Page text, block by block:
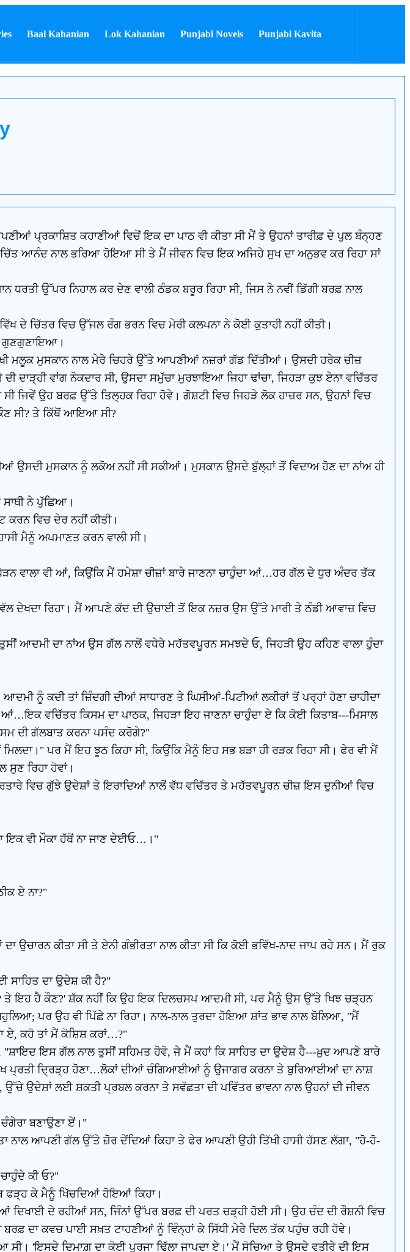
Baal Kahanian Lok Kahanian Punjabi Novels Punjabi Kavita
ਪ੍ਰਕਾਸ਼ਿਤ ਕਹਾਣੀਆਂ ਵਿਚੋਂ ਇਕ ਦਾ ਪਾਠ ਵੀ ਕੀਤਾ ਸੀ ਮੈਂ ਤੇ ਉਹਨਾਂ ਤਾਰੀਫ਼ ਦੇ ਪੁਲ ਬੰਨ੍ਹਣ
ਆਨੰਦ ਨਾਲ ਭਰਿਆ ਹੋਇਆ ਸੀ ਤੇ ਮੈਂ ਜੀਵਨ ਵਿਚ ਇਕ ਅਜਿਹੇ ਸੁਖ ਦਾ ਅਨੁਭਵ ਕਰ ਰਿਹਾ ਸਾਂ
ਉੱਪਰ ਨਿਹਾਲ ਕਰ ਦੇਣ ਵਾਲੀ ਠੰਡਕ ਬਰੂਰ ਰਿਹਾ ਸੀ, ਜਿਸ ਨੇ ਨਵੀਂ ਡਿੱਗੀ ਬਰਫ਼ ਨਾਲ
ਚਿੱਤਰ ਵਿਚ ਉੱਜਲ ਰੰਗ ਭਰਨ ਵਿਚ ਮੇਰੀ ਕਲਪਨਾ ਨੇ ਕੋਈ ਕੁਤਾਹੀ ਨਹੀਂ ਕੀਤੀ।
ਗੁਣਗੁਣਾਇਆ।
ਮਲੂਕ ਮੁਸਕਾਨ ਨਾਲ ਮੇਰੇ ਚਿਹਰੇ ਉੱਤੇ ਆਪਣੀਆਂ ਨਜ਼ਰਾਂ ਗੱਡ ਦਿੱਤੀਆਂ। ਉਸਦੀ ਹਰੇਕ ਚੀਜ਼
ਦਾੜ੍ਹੀ ਵਾਂਗ ਨੋਕਦਾਰ ਸੀ, ਉਸਦਾ ਸਮੁੱਚਾ ਮੁਰਝਾਇਆ ਜਿਹਾ ਢਾਂਚਾ, ਜਿਹੜਾ ਕੁਝ ਏਨਾ ਵਚਿੱਤਰ
ਸੀ ਜਿਵੇਂ ਉਹ ਬਰਫ਼ ਉੱਤੇ ਤਿਲ੍ਹਕ ਰਿਹਾ ਹੋਵੇ। ਗੋਸ਼ਟੀ ਵਿਚ ਜਿਹੜੇ ਲੋਕ ਹਾਜ਼ਰ ਸਨ, ਉਹਨਾਂ ਵਿਚ
ਸੀ? ਤੇ ਕਿੱਥੋਂ ਆਇਆ ਸੀ?
ਮੁਸਕਾਨ ਨੂੰ ਲਕੋਅ ਨਹੀਂ ਸੀ ਸਕੀਆਂ। ਮੁਸਕਾਨ ਉਸਦੇ ਬੁੱਲ੍ਹਾਂ ਤੋਂ ਵਿਦਾਅ ਹੋਣ ਦਾ ਨਾਂਅ ਹੀ
ਨੇ ਪੁੱਛਿਆ।
ਵਿਚ ਦੇਰ ਨਹੀਂ ਕੀਤੀ।
ਮੈਨੂੰ ਅਪਮਾਣਤ ਕਰਨ ਵਾਲੀ ਸੀ।
ਵਾਲਾ ਵੀ ਆਂ, ਕਿਉਂਕਿ ਮੈਂ ਹਮੇਸ਼ਾ ਚੀਜ਼ਾਂ ਬਾਰੇ ਜਾਣਨਾ ਚਾਹੁੰਦਾ ਆਂ…ਹਰ ਗੱਲ ਦੇ ਧੁਰ ਅੰਦਰ ਤੱਕ
ਦੇਖਦਾ ਰਿਹਾ। ਮੈਂ ਆਪਣੇ ਕੱਦ ਦੀ ਉਚਾਈ ਤੋਂ ਇਕ ਨਜ਼ਰ ਉਸ ਉੱਤੇ ਮਾਰੀ ਤੇ ਠੰਡੀ ਆਵਾਜ਼ ਵਿਚ
ਤੁਸੀਂ ਆਦਮੀ ਦਾ ਨਾਂਅ ਉਸ ਗੱਲ ਨਾਲੋਂ ਵਧੇਰੇ ਮਹੱਤਵਪੂਰਨ ਸਮਝਦੇ ਓ, ਜਿਹੜੀ ਉਹ ਕਹਿਣ ਵਾਲਾ ਹੁੰਦਾ
ਨੂੰ ਕਦੀ ਤਾਂ ਜ਼ਿੰਦਗੀ ਦੀਆਂ ਸਾਧਾਰਣ ਤੇ ਘਿਸੀਆਂ-ਪਿਟੀਆਂ ਲਕੀਰਾਂ ਤੋਂ ਪਰ੍ਹਾਂ ਹੋਣਾ ਚਾਹੀਦਾ
ਵਚਿੱਤਰ ਕਿਸਮ ਦਾ ਪਾਠਕ, ਜਿਹੜਾ ਇਹ ਜਾਣਨਾ ਚਾਹੁੰਦਾ ਏ ਕਿ ਕੋਈ ਕਿਤਾਬ---ਮਿਸਾਲ
ਦੀ ਗੱਲਬਾਤ ਕਰਨਾ ਪਸੰਦ ਕਰੋਗੇ?"
ਪਰ ਮੈਂ ਇਹ ਝੂਠ ਕਿਹਾ ਸੀ, ਕਿਉਂਕਿ ਮੈਨੂੰ ਇਹ ਸਭ ਬੜਾ ਹੀ ਰੜਕ ਰਿਹਾ ਸੀ। ਫੇਰ ਵੀ ਮੈਂ
ਸੁਣ ਰਿਹਾ ਹੋਵਾਂ।
ਵਿਚ ਗੁੱਝੇ ਉਦੇਸ਼ਾਂ ਤੇ ਇਰਾਦਿਆਂ ਨਾਲੋਂ ਵੱਧ ਵਚਿੱਤਰ ਤੇ ਮਹੱਤਵਪੂਰਨ ਚੀਜ਼ ਇਸ ਦੁਨੀਆਂ ਵਿਚ
ਇਕ ਵੀ ਮੌਕਾ ਹੱਥੋਂ ਨਾ ਜਾਣ ਦੇਈਓ…।"
ਏ ਨਾ?"
ਕੀਤਾ ਸੀ ਤੇ ਏਨੀ ਗੰਭੀਰਤਾ ਨਾਲ ਕੀਤਾ ਸੀ ਕਿ ਕੋਈ ਭਵਿੱਖ-ਨਾਦ ਜਾਪ ਰਹੇ ਸਨ। ਮੈਂ ਰੁਕ
ਦਾ ਉਦੇਸ਼ ਕੀ ਹੈ?"
ਤੇ ਇਹ ਹੈ ਕੌਣ?' ਸ਼ੱਕ ਨਹੀਂ ਕਿ ਉਹ ਇਕ ਦਿਲਚਸਪ ਆਦਮੀ ਸੀ, ਪਰ ਮੈਨੂੰ ਉਸ ਉੱਤੇ ਖਿਝ ਚੜ੍ਹਨ
ਪਰ ਉਹ ਵੀ ਪਿੱਛੇ ਨਾ ਰਿਹਾ। ਨਾਲ-ਨਾਲ ਤੁਰਦਾ ਹੋਇਆ ਸ਼ਾਂਤ ਭਾਵ ਨਾਲ ਬੋਲਿਆ, "ਮੈਂ
ਕਹੋ ਤਾਂ ਮੈਂ ਕੋਸ਼ਿਸ਼ ਕਰਾਂ…?"
ਇਸ ਗੱਲ ਨਾਲ ਤੁਸੀਂ ਸਹਿਮਤ ਹੋਵੋ, ਜੇ ਮੈਂ ਕਹਾਂ ਕਿ ਸਾਹਿਤ ਦਾ ਉਦੇਸ਼ ਹੈ---ਖ਼ੁਦ ਆਪਣੇ ਬਾਰੇ
ਪ੍ਰਤੀ ਦ੍ਰਿੜ੍ਹ ਹੋਣਾ…ਲੋਕਾਂ ਦੀਆਂ ਚੰਗਿਆਈਆਂ ਨੂੰ ਉਜਾਗਰ ਕਰਨਾ ਤੇ ਬੁਰਿਆਈਆਂ ਦਾ ਨਾਸ਼
ਉਦੇਸ਼ਾਂ ਲਈ ਸ਼ਕਤੀ ਪ੍ਰਬਲ ਕਰਨਾ ਤੇ ਸਵੱਛਤਾ ਦੀ ਪਵਿੱਤਰ ਭਾਵਨਾ ਨਾਲ ਉਹਨਾਂ ਦੀ ਜੀਵਨ
ਬਣਾਉਣਾ ਏਂ।"
ਆਪਣੀ ਗੱਲ ਉੱਤੇ ਜ਼ੋਰ ਦੇਂਦਿਆਂ ਕਿਹਾ ਤੇ ਫੇਰ ਆਪਣੀ ਉਹੀ ਤਿੱਖੀ ਹਾਸੀ ਹੱਸਣ ਲੱਗਾ, "ਹੋ-ਹੋ-
ਕੀ ਓ?"
ਫੜ੍ਹ ਕੇ ਮੈਨੂੰ ਖਿੱਚਦਿਆਂ ਹੋਇਆਂ ਕਿਹਾ।
ਦਿਖਾਈ ਦੇ ਰਹੀਆਂ ਸਨ, ਜਿੰਨਾਂ ਉੱਪਰ ਬਰਫ਼ ਦੀ ਪਰਤ ਚੜ੍ਹੀ ਹੋਈ ਸੀ। ਉਹ ਚੰਦ ਦੀ ਰੌਸ਼ਨੀ ਵਿਚ
ਕਵਚ ਪਾਈ ਸਖ਼ਤ ਟਾਹਣੀਆਂ ਨੂੰ ਵਿੰਨ੍ਹਾਂ ਕੇ ਸਿੱਧੀ ਮੇਰੇ ਦਿਲ ਤੱਕ ਪਹੁੰਚ ਰਹੀ ਹੋਵੇ।
'ਇਸਦੇ ਦਿਮਾਗ਼ ਦਾ ਕੋਈ ਪੁਰਜਾ ਢਿੱਲਾ ਜਾਪਦਾ ਏ।' ਮੈਂ ਸੋਚਿਆ ਤੇ ਉਸਦੇ ਵਤੀਰੇ ਦੀ ਇਸ